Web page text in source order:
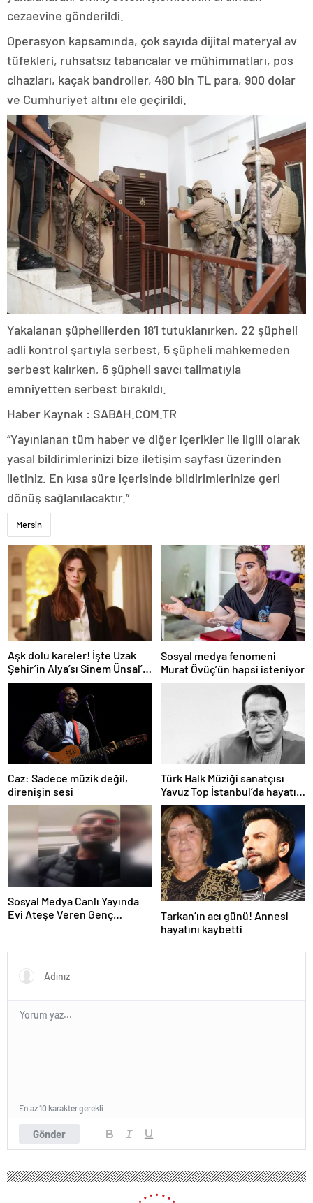
cezaevine gönderildi.
Operasyon kapsamında, çok sayıda dijital materyal av
tüfekleri, ruhsatsız tabancalar ve mühimmatları, pos
cihazları, kaçak bandroller, 480 bin TL para, 900 dolar
ve Cumhuriyet altını ele geçirildi.
Yakalanan şüphelilerden 18’i tutuklanırken, 22 şüpheli
adli kontrol şartıyla serbest, 5 şüpheli mahkemeden
serbest kalırken, 6 şüpheli savcı talimatıyla
emniyetten serbest bırakıldı.
Haber Kaynak : SABAH.COM.TR
“Yayınlanan tüm haber ve diğer içerikler ile ilgili olarak
yasal bildirimlerinizi bize iletişim sayfası üzerinden
iletiniz. En kısa süre içerisinde bildirimlerinize geri
dönüş sağlanılacaktır.”
Mersin
Aşk dolu kareler! İşte Uzak
Şehir’in Alya’sı Sinem Ünsal’ın
gerçek hayattaki sevgilisi
Sosyal medya fenomeni
Murat Övüç’ün hapsi isteniyor
Caz: Sadece müzik değil,
direnişin sesi
Türk Halk Müziği sanatçısı
Yavuz Top İstanbul’da hayatını
kaybetti
Sosyal Medya Canlı Yayında
Evi Ateşe Veren Genç
Tarkan’ın acı günü! Annesi
hayatını kaybetti
Gönder
En az 10 karakter gerekli